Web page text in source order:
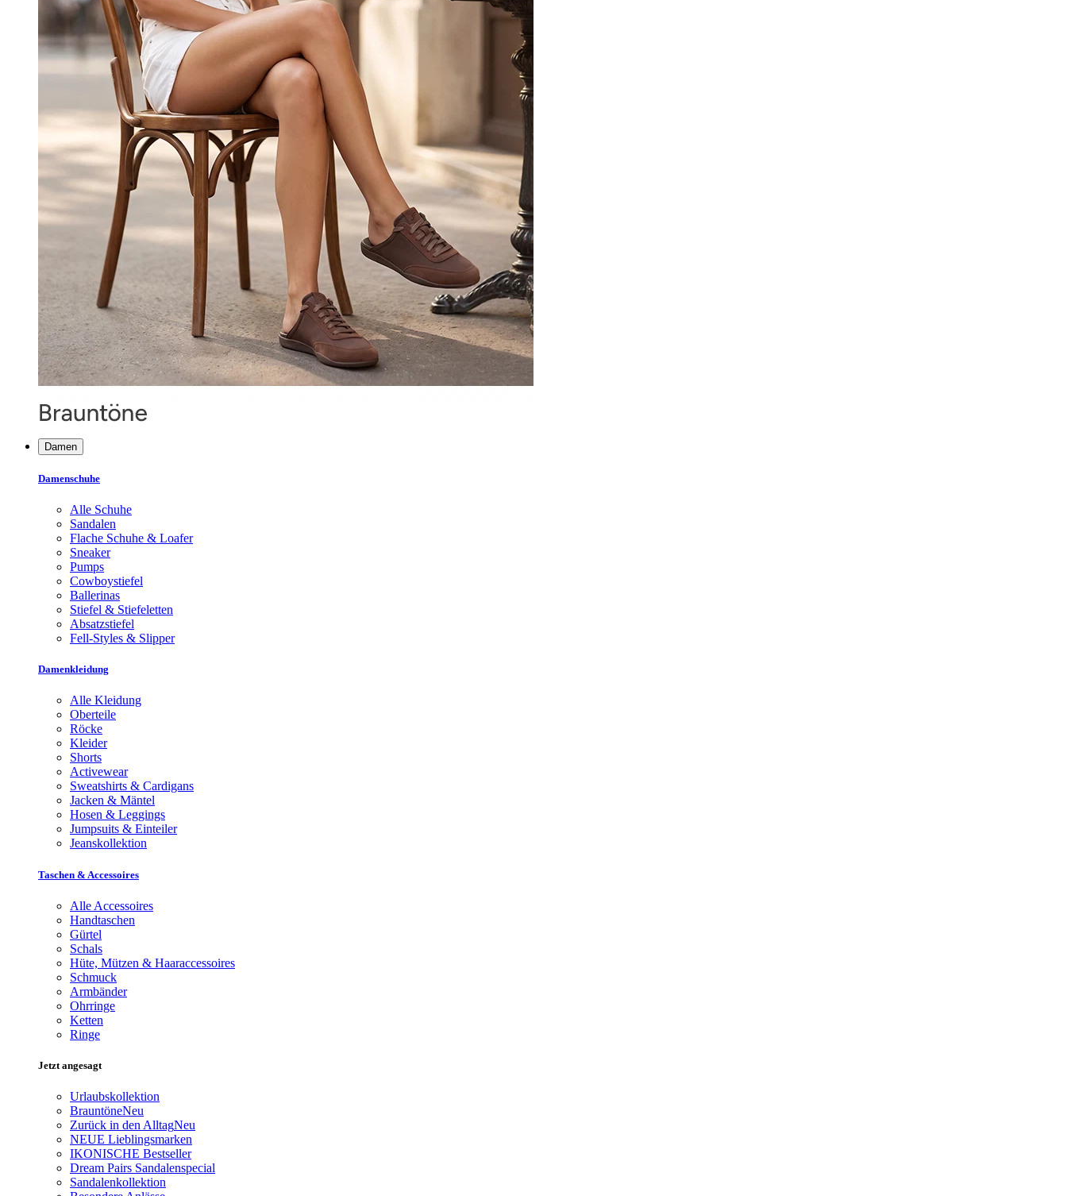
Damen
Damenschuhe
Alle Schuhe
Sandalen
Flache Schuhe & Loafer
Sneaker
Pumps
Cowboystiefel
Ballerinas
Stiefel & Stiefeletten
Absatzstiefel
Fell-Styles & Slipper
Damenkleidung
Alle Kleidung
Oberteile
Röcke
Kleider
Shorts
Activewear
Sweatshirts & Cardigans
Jacken & Mäntel
Hosen & Leggings
Jumpsuits & Einteiler
Jeanskollektion
Taschen & Accessoires
Alle Accessoires
Handtaschen
Gürtel
Schals
Hüte, Mützen & Haaraccessoires
Schmuck
Armbänder
Ohrringe
Ketten
Ringe
Jetzt angesagt
Urlaubskollektion
BrauntöneNeu
Zurück in den AlltagNeu
NEUE Lieblingsmarken
IKONISCHE Bestseller
Dream Pairs Sandalenspecial
Sandalenkollektion